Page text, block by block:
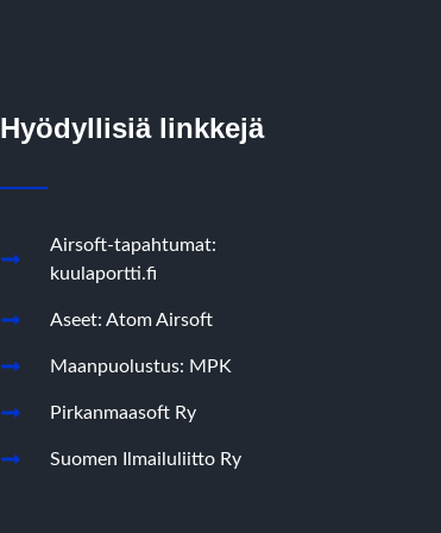
Hyödyllisiä linkkejä
Airsoft-tapahtumat:
kuulaportti.fi
Aseet: Atom Airsoft
Maanpuolustus: MPK
Pirkanmaasoft Ry
Suomen Ilmailuliitto Ry